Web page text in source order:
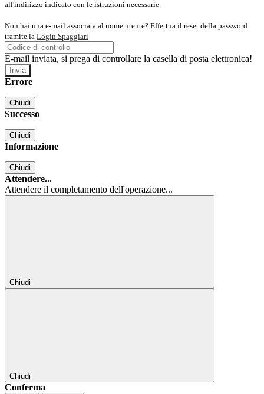
all'indirizzo indicato con le istruzioni necessarie.
Non hai una e-mail associata al nome utente? Effettua il reset della password
tramite la Login Spaggiari
E-mail inviata, si prega di controllare la casella di posta elettronica!
Errore
Chiudi
Successo
Chiudi
Informazione
Chiudi
Attendere...
Attendere il completamento dell'operazione...
Chiudi
Chiudi
Conferma